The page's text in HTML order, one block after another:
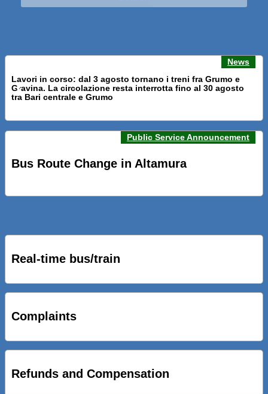
News
Lavori in corso: dal 3 agosto tornano i treni fra Grumo e
Gravina. La circolazione resta interrotta fino al 30 agosto
tra Bari centrale e Grumo
PRESENTATI A BARI NUOVI SERVIZI FALMAPS E LIVECHAT.
IL TUO BUS ED IL TUO TRENO
CICLOPEDONALE FAL CONSEGNA ALLA CITTA’ LE NOVE
OPERE DEL PROGETTO
AL VIA SERVIZIO DI BIKE SHARING A POTENZA CON
VAIMOO PER UTENTI FAL SCONTI SULL’UTILIZZO DELLE
Previous news Next
Public Service Announcement
Bus Route Change in Altamura
Real-time bus/train
Complaints
Refunds and Compensation